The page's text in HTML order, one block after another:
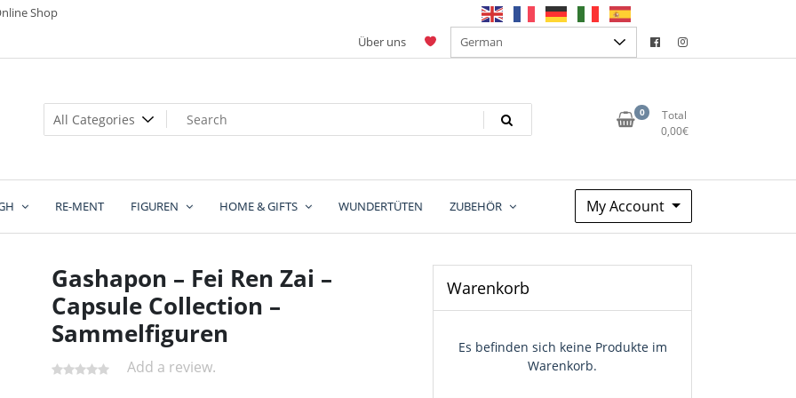
Shop
Über uns
0
Total
0,00€
RE-MENT FIGUREN HOME & GIFTS WUNDERTÜTEN ZUBEHÖR My Account
Gashapon – Fei Ren Zai –
Capsule Collection –
Sammelfiguren
Add a review.
Warenkorb
Es befinden sich keine Produkte im
Warenkorb.